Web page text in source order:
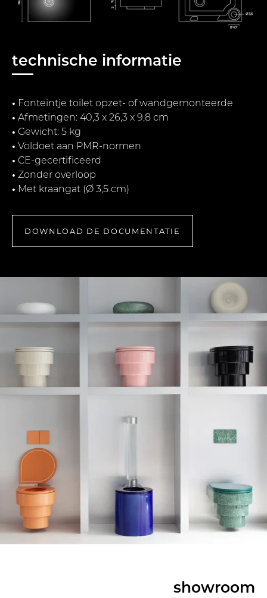
technische informatie
• Fonteintje toilet opzet- of wandgemonteerde
• Afmetingen: 40,3 x 26,3 x 9,8 cm
• Gewicht: 5 kg
• Voldoet aan PMR-normen
• CE-gecertificeerd
• Zonder overloop
• Met kraangat (Ø 3,5 cm)
DOWNLOAD DE DOCUMENTATIE
showroom